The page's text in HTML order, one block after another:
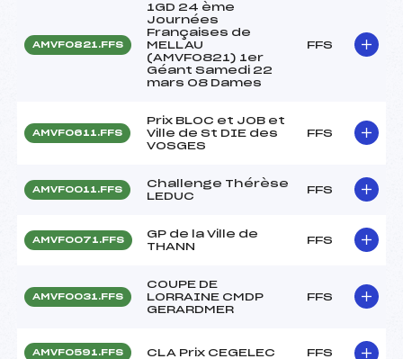
AMVF0821.FFS
1GD 24 ème
Journées
Françaises de
MELLAU
(AMVF0821) 1er
Géant Samedi 22
mars 08 Dames
FFS
AMVF0611.FFS
Prix BLOC et JOB et
Ville de St DIE des
VOSGES
FFS
AMVF0011.FFS
Challenge Thérèse
LEDUC
FFS
AMVF0071.FFS
GP de la Ville de
THANN
FFS
AMVF0031.FFS
COUPE DE
LORRAINE CMDP
GERARDMER
FFS
AMVF0591.FFS CLA Prix CEGELEC FFS